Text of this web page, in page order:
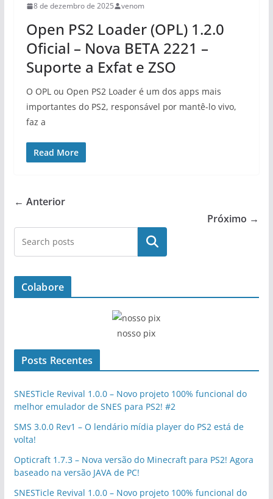
8 de dezembro de 2025 venom
Open PS2 Loader (OPL) 1.2.0
Oficial – Nova BETA 2221 –
Suporte a Exfat e ZSO
O OPL ou Open PS2 Loader é um dos apps mais
importantes do PS2, responsável por mantê-lo vivo,
faz a
Read More
← Anterior
Próximo →
Pesquisar
Colabore
nosso pix
Posts Recentes
SNESTicle Revival 1.0.0 – Novo projeto 100% funcional do
melhor emulador de SNES para PS2! #2
SMS 3.0.0 Rev1 – O lendário mídia player do PS2 está de
volta!
Opticraft 1.7.3 – Nova versão do Minecraft para PS2! Agora
baseado na versão JAVA de PC!
SNESTicle Revival 1.0.0 – Novo projeto 100% funcional do